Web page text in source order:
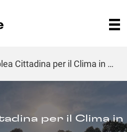
» Notizie » Assemblea Cittadina per il Clima in dialogo con la cittadinanza: scopri l’evento de “Il Passo della Barca” per la creazione di un nuovo DNA ecologico
per il Clima in